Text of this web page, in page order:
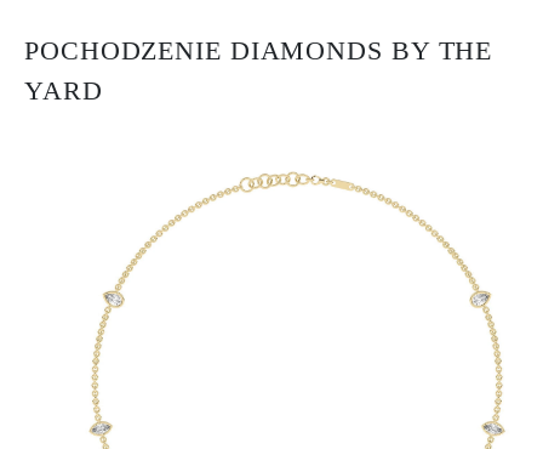
POCHODZENIE DIAMONDS BY THE
YARD